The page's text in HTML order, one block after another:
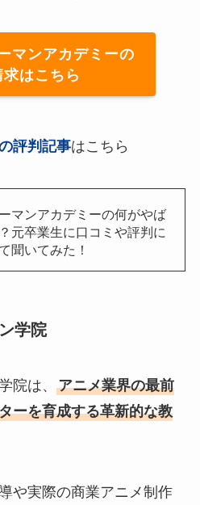
マンアカデミーの
求はこちら
評判記事はこちら
マンアカデミーの何がやば
元卒業生に口コミや評判に
聞いてみた！
学院
院は、 アニメ業界の最前
ーを育成する革新的な教
や実際の商業アニメ制作